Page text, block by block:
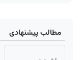
مطالب پیشنهادی